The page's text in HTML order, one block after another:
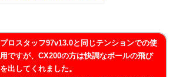
プロスタッフ97v13.0と同じテンションでの使
用ですが、CX200の方は快調なボールの飛び
を出してくれました。